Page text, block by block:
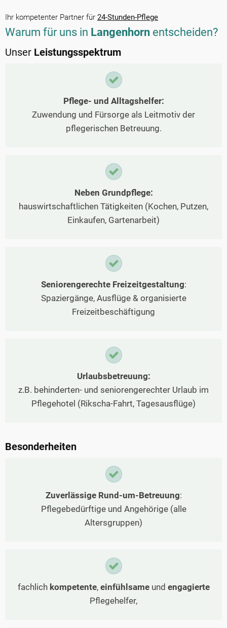
Ihr kompetenter Partner für 24-Stunden-Pflege
Warum für uns in Langenhorn entscheiden?
Unser Leistungsspektrum
Pflege- und Alltagshelfer:
Zuwendung und Fürsorge als Leitmotiv der
pflegerischen Betreuung.
Neben Grundpflege:
hauswirtschaftlichen Tätigkeiten (Kochen, Putzen,
Einkaufen, Gartenarbeit)
Seniorengerechte Freizeitgestaltung:
Spaziergänge, Ausflüge & organisierte
Freizeitbeschäftigung
Urlaubsbetreuung:
z.B. behinderten- und seniorengerechter Urlaub im
Pflegehotel (Rikscha-Fahrt, Tagesausflüge)
Besonderheiten
Zuverlässige Rund-um-Betreuung:
Pflegebedürftige und Angehörige (alle
Altersgruppen)
fachlich kompetente, einfühlsameund engagierte
Pflegehelfer,